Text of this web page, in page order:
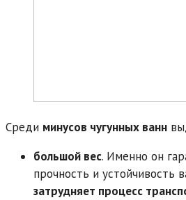
Среди минусов чугунных ванн
большой вес. Именно он
прочность и устойчивость
затрудняет процесс